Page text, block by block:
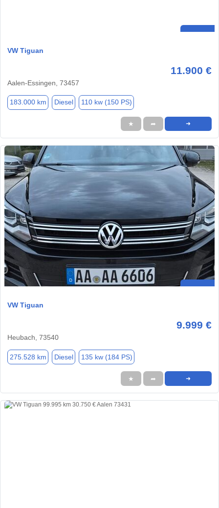
VW Tiguan
11.900 €
Aalen-Essingen, 73457
183.000 km Diesel 110 kw (150 PS)
★ ➦ ➜
VW Tiguan
9.999 €
Heubach, 73540
275.528 km Diesel 135 kw (184 PS)
★ ➦ ➜